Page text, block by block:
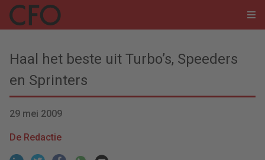
Haal het beste uit Turbo’s, Speeders
en Sprinters
29 mei 2009
De Redactie